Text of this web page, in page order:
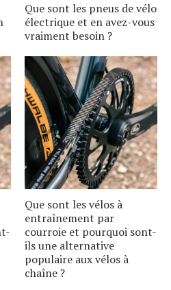
Que sont les pneus de vélo
électrique et en avez-vous
vraiment besoin ?
Que sont les vélos à
entraînement par
courroie et pourquoi sont-
ils une alternative
populaire aux vélos à
chaîne ?